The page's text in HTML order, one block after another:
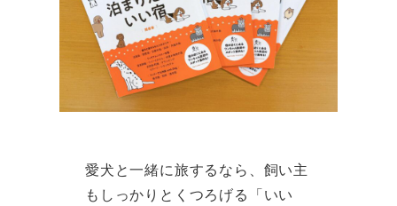
愛犬と一緒に旅するなら、飼い主
もしっかりとくつろげる「いい